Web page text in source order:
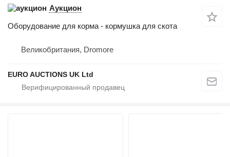
Аукцион
Оборудование для корма - кормушка для скота
Великобритания, Dromore
EURO AUCTIONS UK Ltd